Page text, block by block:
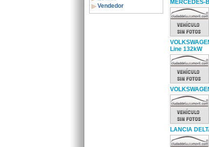
Vendedor
MERCEDES-
Line 132kW
LANCIA